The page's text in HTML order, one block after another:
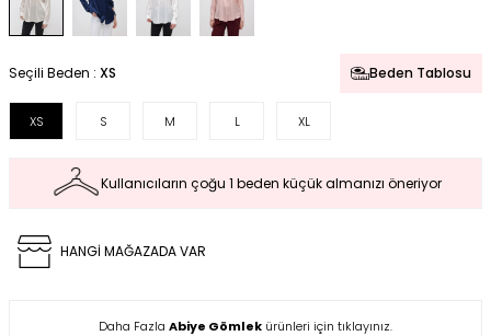
Seçili Beden : XS Beden Tablosu
XS S M L XL
Kullanıcıların çoğu 1 beden küçük almanızı öneriyor
HANGİ MAĞAZADA VAR
Daha Fazla Abiye Gömlek ürünleri için tıklayınız.